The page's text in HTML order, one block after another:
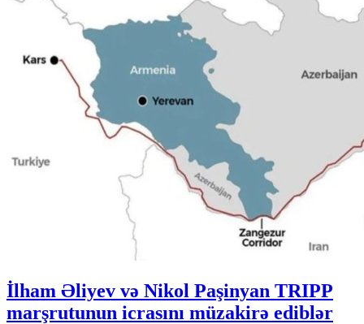
İlham Əliyev və Nikol Paşinyan TRIPP
marşrutunun icrasını müzakirə ediblər